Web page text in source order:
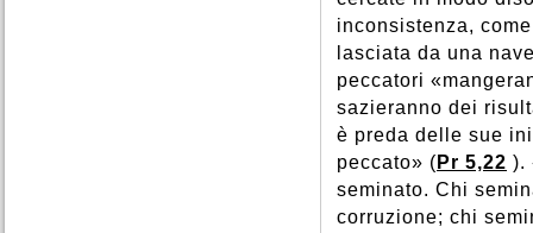
inconsistenza,
lasciata da una
peccatori
sazieranno dei
è preda delle sue
peccato» ( Pr 5,22 ).
seminato. Chi
corruzione; chi